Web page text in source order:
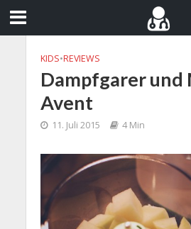
KIDS•REVIEWS
Dampfgarer und
Avent
11. Juli 2015 4 Min